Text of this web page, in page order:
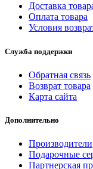
Доставка
Оплата товара
Условия
Служба поддержки
Обратная связь
Возврат товара
Карта сайта
Дополнительно
Производители
Подарочные
Партнерская